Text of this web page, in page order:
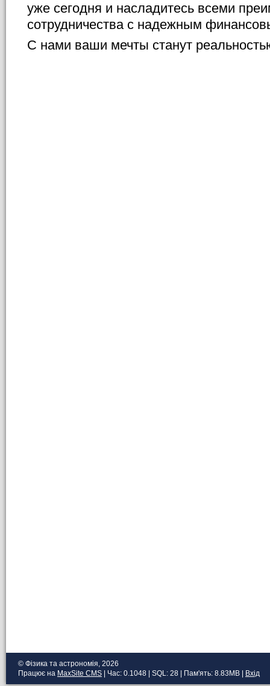
уже сегодня и насладитесь всеми
сотрудничества с надежным
С нами ваши мечты станут
© Фізика та астрономія, 2026
Працює на MaxSite CMS | Час: 0.1048 | SQL: 28 | Пам'ять: 8.83MB Вхід